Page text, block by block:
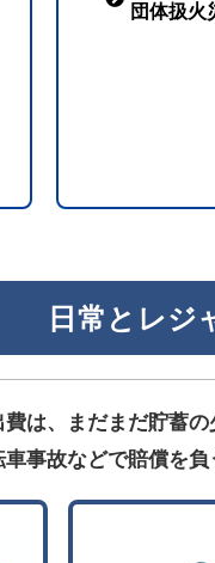
団体扱火
日常とレジ
は、まだまだ貯蓄の
事故などで賠償を